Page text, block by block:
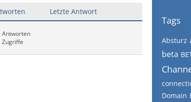
Letzte Antwort
Antworten
Zugriffe
Tags
Absturz
beta
Domain